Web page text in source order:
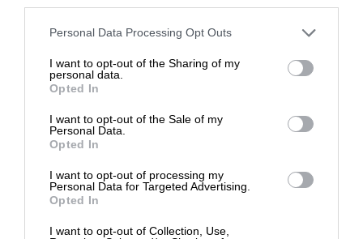
Personal Data Processing Opt Outs
I want to opt-out of the Sharing of my
personal data.
Opted In
I want to opt-out of the Sale of my
Personal Data.
Opted In
I want to opt-out of processing my
Personal Data for Targeted Advertising.
Opted In
I want to opt-out of Collection, Use,
Gwarancja
3 lata gwarancji producenta
Okres gwarancji
3 lata
Deklarowana waga jest wagą minimalną i może różnić się w
procesie produkcyjnym.
INFORMACJE HANDLOWE